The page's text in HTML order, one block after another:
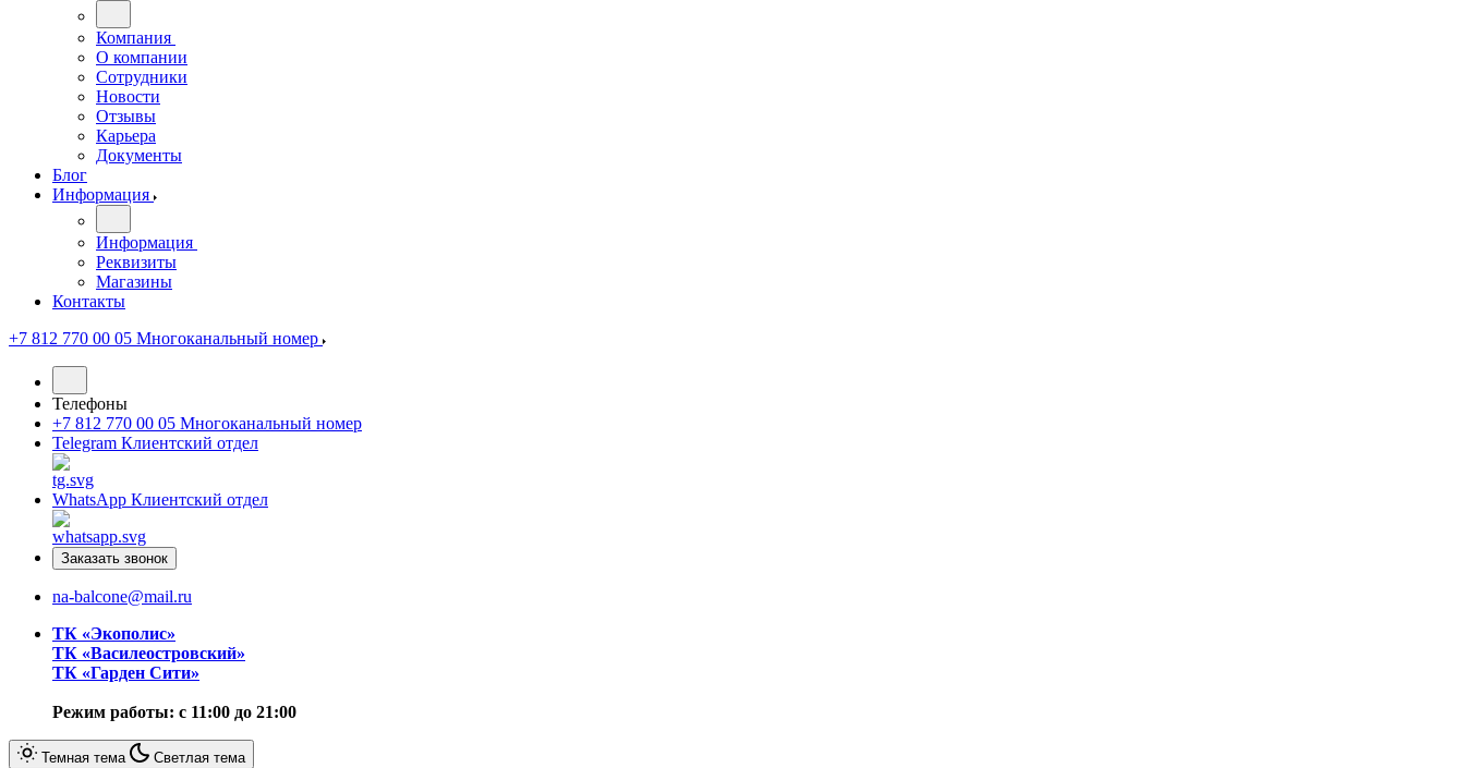
Компания
О компании
Сотрудники
Новости
Отзывы
Карьера
Документы
Блог
Информация
Информация
Реквизиты
Магазины
Контакты
+7 812 770 00 05 Многоканальный номер
Телефоны
+7 812 770 00 05 Многоканальный номер
Telegram Клиентский отдел
WhatsApp Клиентский отдел
Заказать звонок
na-balcone@mail.ru
ТК «Экополис»
ТК «Василеостровский»
ТК «Гарден Сити»
Режим работы: с 11:00 до 21:00
Темная тема Светлая тема